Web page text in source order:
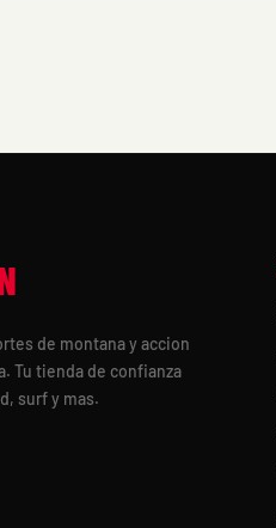
de montana y accion
Tu tienda de confianza
surf y mas.